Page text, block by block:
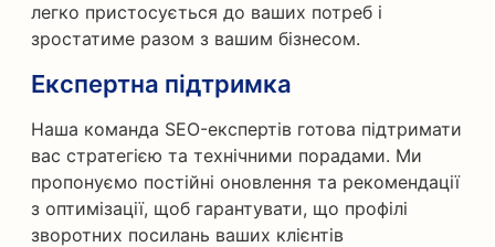
легко пристосується до ваших потреб і
зростатиме разом з вашим бізнесом.
Експертна підтримка
Наша команда SEO-експертів готова підтримати
вас стратегією та технічними порадами. Ми
пропонуємо постійні оновлення та рекомендації
з оптимізації, щоб гарантувати, що профілі
зворотних посилань ваших клієнтів